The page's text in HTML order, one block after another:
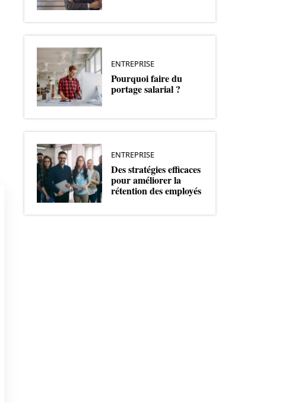
ENTREPRISE
Pourquoi faire du
portage salarial ?
ENTREPRISE
Des stratégies efficaces
pour améliorer la
rétention des employés